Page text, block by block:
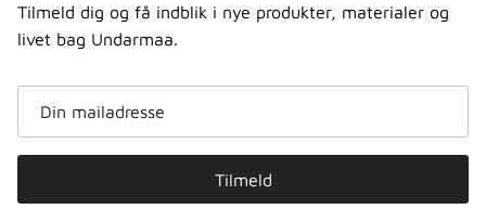
Tilmeld dig og få indblik i nye produkter, materialer og
livet bag Undarmaa.
Tilmeld